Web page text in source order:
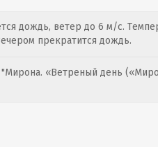
дождь, ветер до 6 м/с.
прекратится дождь.
"Мирона. «Ветреный день